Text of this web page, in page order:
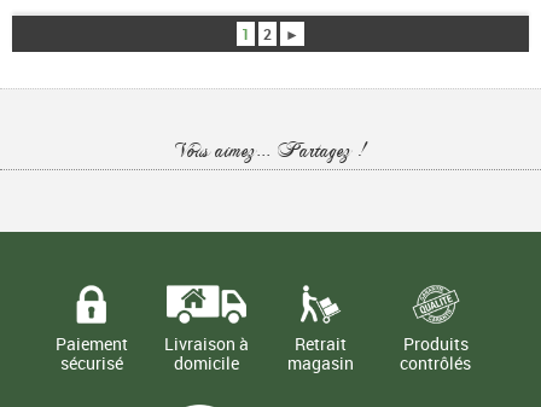
1 2 ►
Vous aimez... Partagez !
Paiement
sécurisé
Livraison à
domicile
Retrait
magasin
Produits
contrôlés